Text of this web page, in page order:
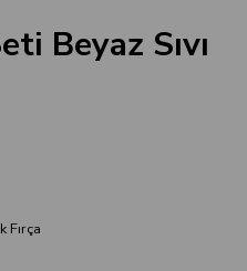
Beyaz Sıvı
Fırça